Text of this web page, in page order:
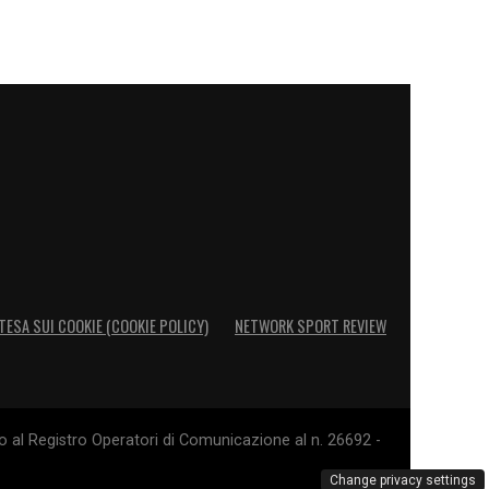
SUI COOKIE (COOKIE POLICY) NETWORK SPORT REVIEW
Registro Operatori di Comunicazione al n. 26692 -
Change privacy settings